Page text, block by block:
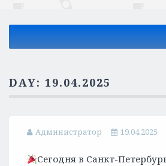
DAY: 19.04.2025
Администратор 19.04.2025
Сегодня в Санкт-